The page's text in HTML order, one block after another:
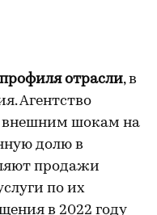
отрасли, в
Агентство
внешним шокам на
долю в
продажи
по их
в 2022 году